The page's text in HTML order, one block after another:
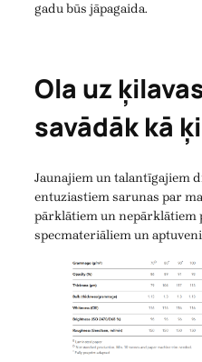
gadu būs jāpagaida.
Ola uz
savādāk kā
Jaunajiem un talantīgajiem
entuziastiem sarunas par
pārklātiem un nepārklātiem
specmateriāliem un